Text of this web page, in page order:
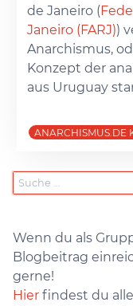
de Janeiro (
Janeiro (FARJ))
Anarchismus,
Konzept der
aus Uruguay
ANARCHISMUS.DE
Wenn du als
Blogbeitrag
gerne!
Hier findest du